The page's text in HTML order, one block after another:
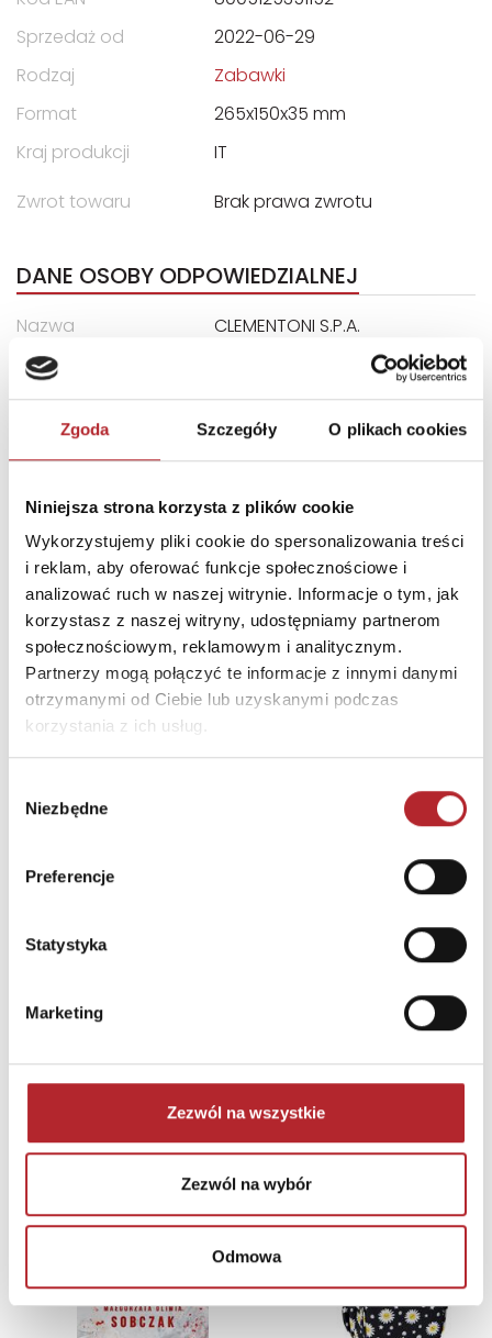
Zgoda Szczegóły O plikach cookies
Niniejsza strona korzysta z plików cookie
Wykorzystujemy pliki cookie do spersonalizowania treści
i reklam, aby oferować funkcje społecznościowe i
analizować ruch w naszej witrynie. Informacje o tym, jak
korzystasz z naszej witryny, udostępniamy partnerom
społecznościowym, reklamowym i analitycznym.
Partnerzy mogą połączyć te informacje z innymi danymi
otrzymanymi od Ciebie lub uzyskanymi podczas
korzystania z ich usług.
zgody
Niezbędne
Preferencje
Statystyka
Marketing
Zezwól na wszystkie
Zezwól na wybór
Odmowa
Sprzedaż od
2022-06-29
Rodzaj
Zabawki
Format
265x150x35 mm
Kraj produkcji
IT
Zwrot towaru
Brak prawa zwrotu
DANE OSOBY ODPOWIEDZIALNEJ
Nazwa
CLEMENTONI S.P.A.
Ulica
Kod pocztowy
62019
Miasto
RECANATI LOCALITA
E-mail
assistenza@clementoni.it
INNI KLIENCI KUPOWALI
Bright Junior Media
NAJCZĘŚCIEJ KUPOWANE
TOP 100